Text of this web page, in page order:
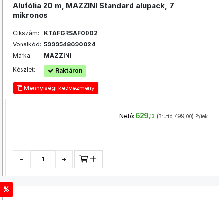
Alufólia 20 m, MAZZINI Standard alupack, 7
mikronos
Cikszám:
KTAFGRSAF0002
Vonalkód: 5999548690024
Márka:
MAZZINI
Készlet:
Raktáron
Mennyiségi kedvezmény
Nettó: 629,13 (Bruttó: 799,00) Ft/tek.
− +